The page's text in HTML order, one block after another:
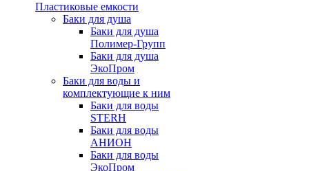
Пластиковые емкости
Баки для душа
Баки для душа
Полимер-Групп
Баки для душа
ЭкоПром
Баки для воды и
комплектующие к ним
Баки для воды
STERH
Баки для воды
АНИОН
Баки для воды
ЭкоПром